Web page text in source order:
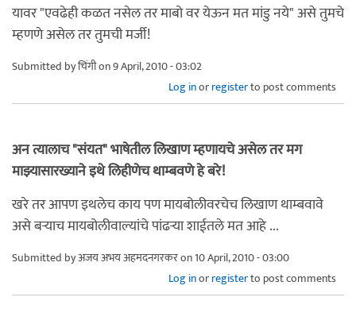
यावर "एवढेही कळत नसेल तर माबो वर येऊन मत मांडु नये" असे तुमचे
म्हणणे असेल तर तुमची मर्जी!
Submitted byचिंगीon 9 April, 2010 - 03:02
Log inorregisterto post comments
अन त्यालाच "संयत" भाषेतील लिखाण म्हणायचे असेल तर मग
माझ्यासारख्याने इथे लिहीणेच थाम्बवणे हे बरे!
खरे तर आपण इथलेच काय पण मायबोलीवरचेच लिखाण थाम्बवावे
असे बर्‍याच मायबोलीवाल्यांचे पांढर्‍या शाईतले मत आहे ...
Submitted byअजय अभय अहमदनगरकरon 10 April, 2010 - 03:00
Log inorregisterto post comments